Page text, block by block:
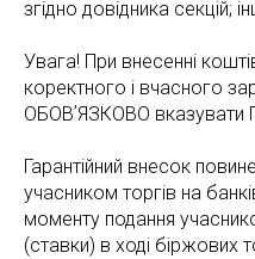
згідно довідника секцій;
Увага! При внесенні
коректного і вчасного
ОБОВʼЯЗКОВО вказувати
Гарантійний внесок
учасником торгів на
моменту подання
(ставки) в ході біржових